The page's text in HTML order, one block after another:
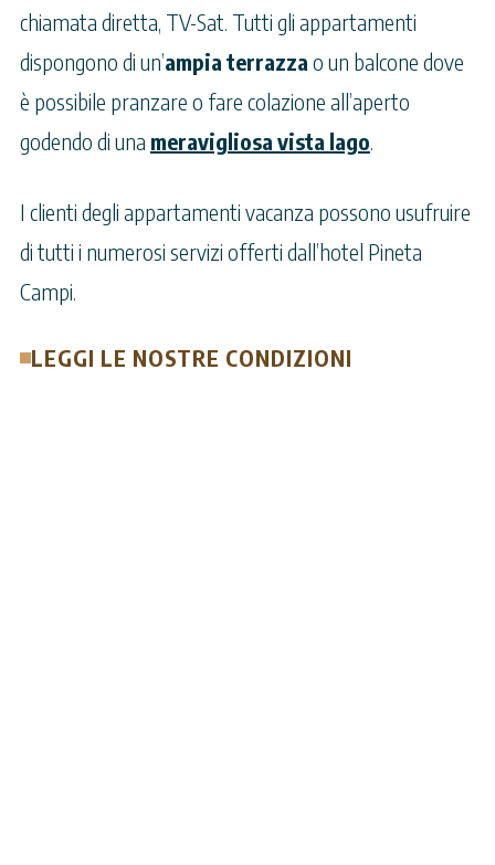
chiamata diretta, TV-Sat. Tutti gli appartamenti
dispongono di un’ampia terrazza o un balcone dove
è possibile pranzare o fare colazione all’aperto
godendo di una meravigliosa vista lago.
I clienti degli appartamenti vacanza possono usufruire
di tutti i numerosi servizi offerti dall’hotel Pineta
Campi.
LEGGI LE NOSTRE CONDIZIONI